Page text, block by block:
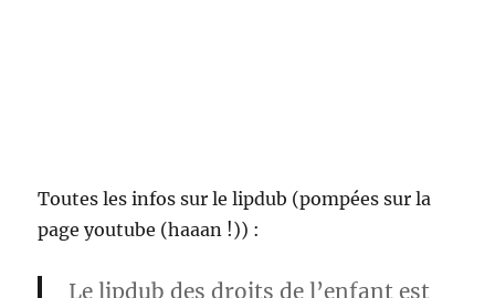
Toutes les infos sur le lipdub (pompées sur la
page youtube (haaan !)) :
Le lipdub des droits de l’enfant est